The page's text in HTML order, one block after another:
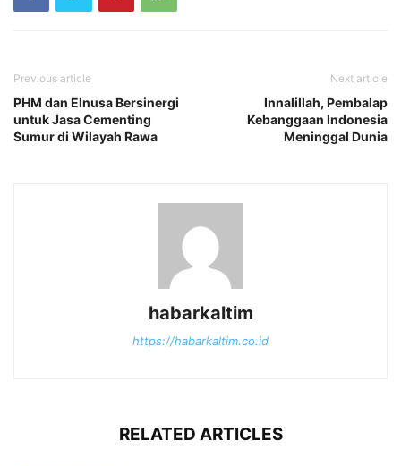
Previous article
PHM dan Elnusa Bersinergi
untuk Jasa Cementing
Sumur di Wilayah Rawa
Next article
Innalillah, Pembalap
Kebanggaan Indonesia
Meninggal Dunia
habarkaltim
https://habarkaltim.co.id
RELATED ARTICLES